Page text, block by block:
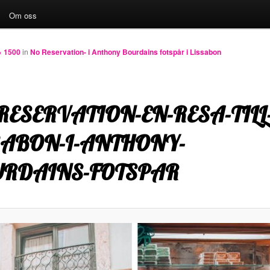
Om oss
EN-RESA-
I-ANTHONY-
FOTSPAR
1500in No Reservation- i Anthony Bourdains fotspår i Lissabon